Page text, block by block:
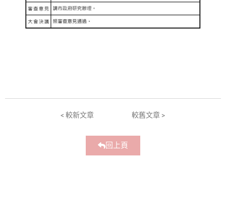
< 較新文章 較舊文章 >
回上頁